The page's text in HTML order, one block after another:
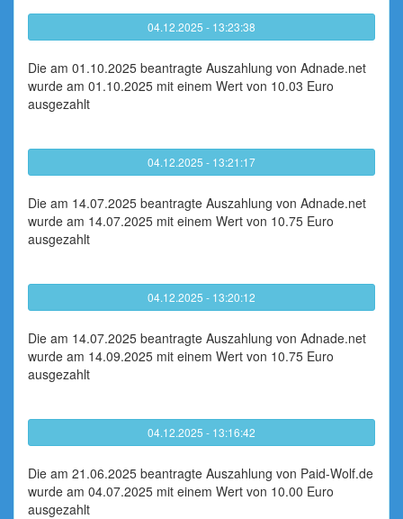
04.12.2025 - 13:23:38
Die am 01.10.2025 beantragte Auszahlung von Adnade.net
wurde am 01.10.2025 mit einem Wert von 10.03 Euro
ausgezahlt
04.12.2025 - 13:21:17
Die am 14.07.2025 beantragte Auszahlung von Adnade.net
wurde am 14.07.2025 mit einem Wert von 10.75 Euro
ausgezahlt
04.12.2025 - 13:20:12
Die am 14.07.2025 beantragte Auszahlung von Adnade.net
wurde am 14.09.2025 mit einem Wert von 10.75 Euro
ausgezahlt
04.12.2025 - 13:16:42
Die am 21.06.2025 beantragte Auszahlung von Paid-Wolf.de
wurde am 04.07.2025 mit einem Wert von 10.00 Euro
ausgezahlt